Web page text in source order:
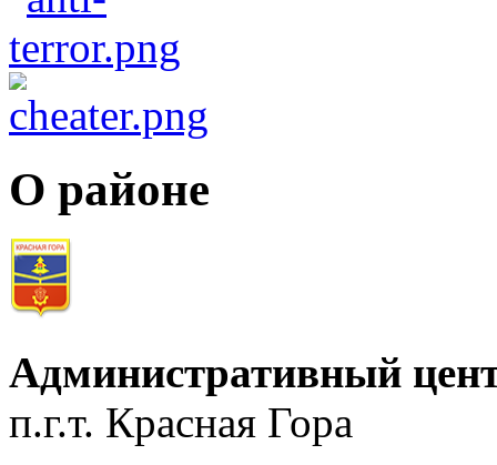
О районе
Административный
п.г.т. Красная Гора